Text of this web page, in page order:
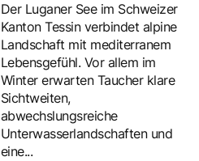
Der Luganer See im Schweizer
Kanton Tessin verbindet alpine
Landschaft mit mediterranem
Lebensgefühl. Vor allem im
Winter erwarten Taucher klare
Sichtweiten,
abwechslungsreiche
Unterwasserlandschaften und
eine...